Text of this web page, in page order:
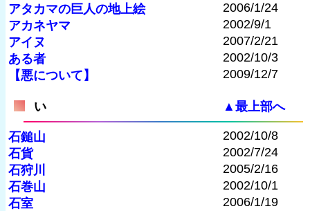
アタカマの巨人の地上絵
2006/1/24
アカネヤマ
2002/9/1
アイヌ
2007/2/21
ある者
2002/10/3
【悪について】
2009/12/7
い ▲最上部へ
石鎚山
2002/10/8
石貨
2002/7/24
石狩川
2005/2/16
石巻山
2002/10/1
石室
2006/1/19